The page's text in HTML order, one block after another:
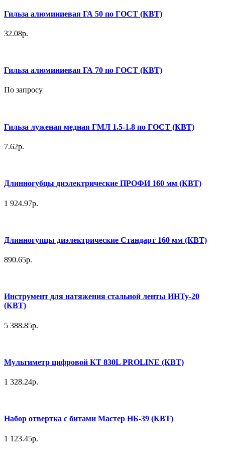
Гильза алюминиевая ГА 50 по ГОСТ (КВТ)
32.08р.
Гильза алюминиевая ГА 70 по ГОСТ (КВТ)
По запросу
Гильза луженая медная ГМЛ 1.5-1.8 по ГОСТ (КВТ)
7.62р.
Длинногубцы диэлектрические ПРОФИ 160 мм (КВТ)
1 924.97р.
Длинногупцы диэлектрические Стандарт 160 мм (КВТ)
890.65р.
Инструмент для натяжения стальной ленты ИНТу-20
(КВТ)
5 388.85р.
Мультиметр цифровой КТ 830L PROLINE (КВТ)
1 328.24р.
Набор отвертка с битами Мастер НБ-39 (КВТ)
1 123.45р.